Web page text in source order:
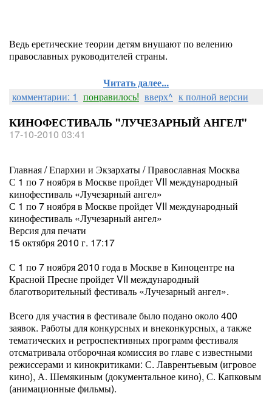
Ведь еретические теории детям внушают по велению
православных руководителей страны.
Читать далее...
комментарии: 1 понравилось! вверх^ к полной версии
КИНОФЕСТИВАЛЬ "ЛУЧЕЗАРНЫЙ АНГЕЛ"
17-10-2010 03:41
Главная / Епархии и Экзархаты / Православная Москва
С 1 по 7 ноября в Москве пройдет VII международный
кинофестиваль «Лучезарный ангел»
С 1 по 7 ноября в Москве пройдет VII международный
кинофестиваль «Лучезарный ангел»
Версия для печати
15 октября 2010 г. 17:17
С 1 по 7 ноября 2010 года в Москве в Киноцентре на
Красной Пресне пройдет VII международный
благотворительный фестиваль «Лучезарный ангел».
Всего для участия в фестивале было подано около 400
заявок. Работы для конкурсных и внеконкурсных, а также
тематических и ретроспективных программ фестиваля
отсматривала отборочная комиссия во главе с известными
режиссерами и кинокритиками: С. Лаврентьевым (игровое
кино), А. Шемякиным (документальное кино), С. Капковым
(анимационные фильмы).